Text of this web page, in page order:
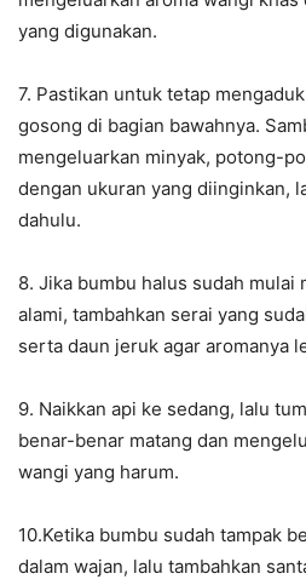
yang digunakan.
7. Pastikan untuk tetap
gosong di bagian bawahnya.
mengeluarkan minyak, potong-
dengan ukuran yang diinginkan,
dahulu.
8. Jika bumbu halus sudah mulai
alami, tambahkan serai yang
serta daun jeruk agar aromanya
9. Naikkan api ke sedang, lalu
benar-benar matang dan
wangi yang harum.
10.Ketika bumbu sudah tampak
dalam wajan, lalu tambahkan